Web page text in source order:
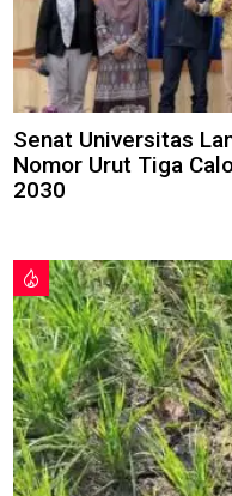
Senat Universitas
Nomor Urut Tiga
2030